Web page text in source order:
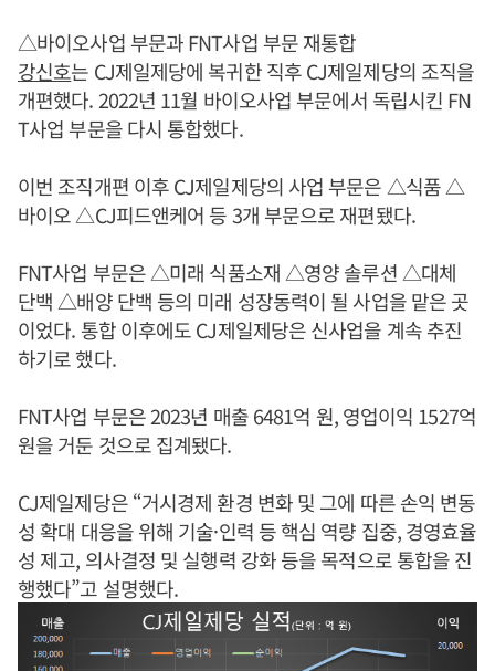
△바이오사업 부문과 FNT사업 부문 재통합
강신호는 CJ제일제당에 복귀한 직후 CJ제일제당의 조직을
개편했다. 2022년 11월 바이오사업 부문에서 독립시킨 FN
T사업 부문을 다시 통합했다.
이번 조직개편 이후 CJ제일제당의 사업 부문은 △식품 △
바이오 △CJ피드앤케어 등 3개 부문으로 재편됐다.
FNT사업 부문은 △미래 식품소재 △영양 솔루션 △대체
단백 △배양 단백 등의 미래 성장동력이 될 사업을 맡은 곳
이었다. 통합 이후에도 CJ제일제당은 신사업을 계속 추진
하기로 했다.
FNT사업 부문은 2023년 매출 6481억 원, 영업이익 1527억
원을 거둔 것으로 집계됐다.
CJ제일제당은 “거시경제 환경 변화 및 그에 따른 손익 변동
성 확대 대응을 위해 기술·인력 등 핵심 역량 집중, 경영효율
성 제고, 의사결정 및 실행력 강화 등을 목적으로 통합을 진
행했다”고 설명했다.